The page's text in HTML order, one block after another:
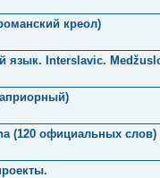
креол)
язык. Interslavic.
(120 официальных слов)